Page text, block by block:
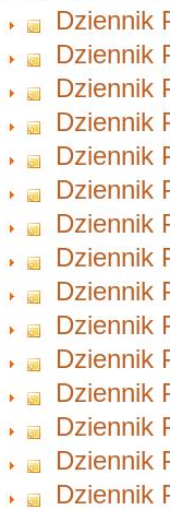
Dziennik
Dziennik
Dziennik
Dziennik
Dziennik
Dziennik
Dziennik
Dziennik
Dziennik
Dziennik
Dziennik
Dziennik
Dziennik
Dziennik
Dziennik